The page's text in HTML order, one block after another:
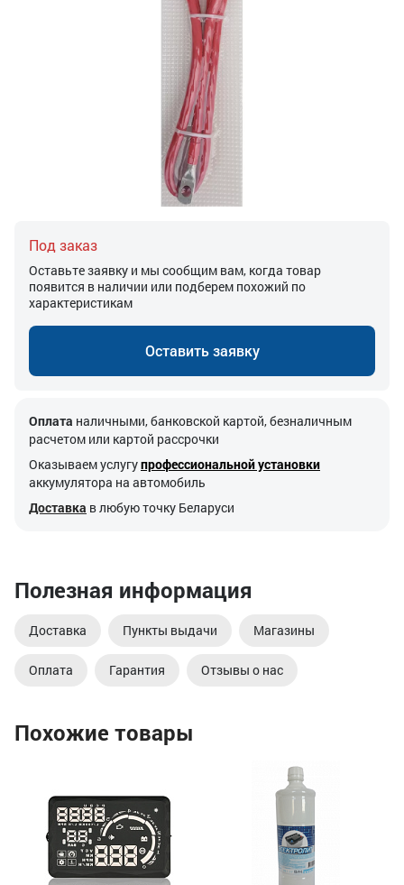
Под заказ
Оставьте заявку и мы сообщим вам, когда товар
появится в наличии или подберем похожий по
характеристикам
Оставить заявку
Оплата наличными, банковской картой, безналичным
расчетом или картой рассрочки
Оказываем услугупрофессиональной установки
аккумулятора на автомобиль
Доставка в любую точку Беларуси
Полезная информация
Доставка Пункты выдачи Магазины
Оплата Гарантия Отзывы о нас
Похожие товары